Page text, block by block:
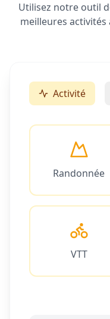
Utilisez notre outil
meilleures activités
Activité
Randonnée
VTT